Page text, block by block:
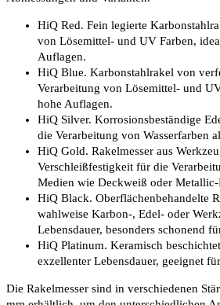
HiQ Red. Fein legierte
von Lösemittel- und UV Farben,
Auflagen.
HiQ Blue. Karbonstahlrakel von
Verarbeitung von Lösemittel- und
hohe Auflagen.
HiQ Silver. Korrosionsbeständige
die Verarbeitung von Wasserfarben
HiQ Gold. Rakelmesser aus
Verschleißfestigkeit für die
Medien wie Deckweiß oder Metallic-
HiQ Black. Oberflächenbehandelte
wahlweise Karbon-, Edel- oder
Lebensdauer, besonders schonend
HiQ Platinum. Keramisch
exzellenter Lebensdauer, geeignet
Die Rakelmesser sind in verschiedenen